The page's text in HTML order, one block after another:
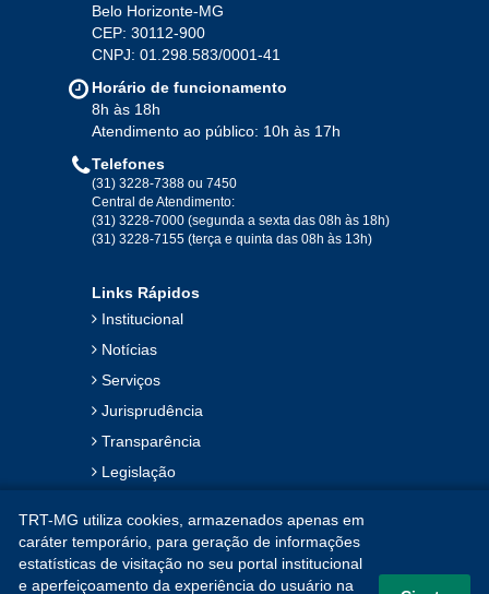
Belo Horizonte-MG
CEP: 30112-900
CNPJ: 01.298.583/0001-41
Horário de funcionamento
8h às 18h
Atendimento ao público: 10h às 17h
Telefones
(31) 3228-7388 ou 7450
Central de Atendimento:
(31) 3228-7000 (segunda a sexta das 08h às 18h)
(31) 3228-7155 (terça e quinta das 08h às 13h)
Links Rápidos
Institucional
Notícias
Serviços
Jurisprudência
Transparência
Legislação
Contato
Mapa do Site
TRT-MG utiliza cookies, armazenados apenas em
caráter temporário, para geração de informações
estatísticas de visitação no seu portal institucional
e aperfeiçoamento da experiência do usuário na